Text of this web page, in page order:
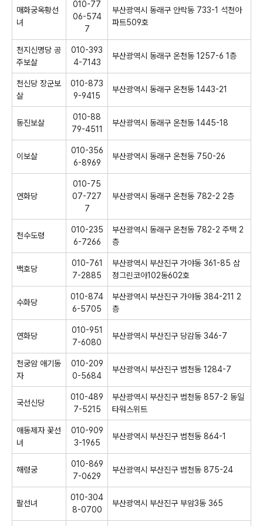
매화궁옥황선
녀
010-77
06-574
7
부산광역시 동래구 안락동 733-1 석천아
파트509호
천지신명당 공
주보살
010-393
4-7143
부산광역시 동래구 온천동 1257-6 1층
천신당 장군보
살
010-873
9-9415
부산광역시 동래구 온천동 1443-21
동진보살
010-88
79-4511
부산광역시 동래구 온천동 1445-18
이보살
010-356
6-8969
부산광역시 동래구 온천동 750-26
연화당
010-75
07-727
7
부산광역시 동래구 온천동 782-2 2층
천수도령
010-235
6-7266
부산광역시 동래구 온천동 782-2 주택 2
층
백호당
010-761
7-2885
부산광역시 부산진구 가야동 361-85 삼
정그린코아102동602호
수화당
010-874
6-5705
부산광역시 부산진구 가야동 384-211 2
층
연화당
010-951
7-6080
부산광역시 부산진구 당감동 346-7
천궁암 애기동
자
010-209
0-5684
부산광역시 부산진구 범천동 1284-7
국선신당
010-489
7-5215
부산광역시 부산진구 범천동 857-2 동일
타워스위트
애동제자 꽃선
녀
010-909
3-1965
부산광역시 부산진구 범천동 864-1
해령궁
010-869
7-0629
부산광역시 부산진구 범천동 875-24
팔선녀
010-304
8-0700
부산광역시 부산진구 부암3동 365